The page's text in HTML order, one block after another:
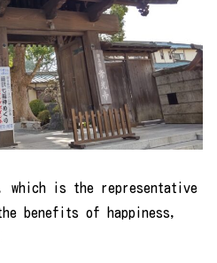
which is the representative
benefits of happiness,